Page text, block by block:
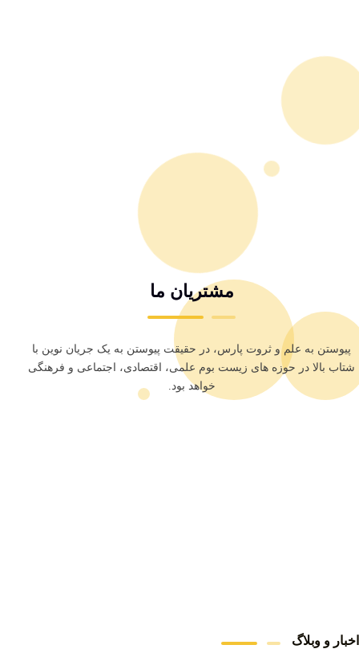
مشتریان ما
پیوستن به علم و ثروت پارس، در حقیقت پیوستن به یک جریان نوین با
شتاب بالا در حوزه های زیست بوم علمی، اقتصادی، اجتماعی و فرهنگی
خواهد بود.
اخبار و وبلاگ